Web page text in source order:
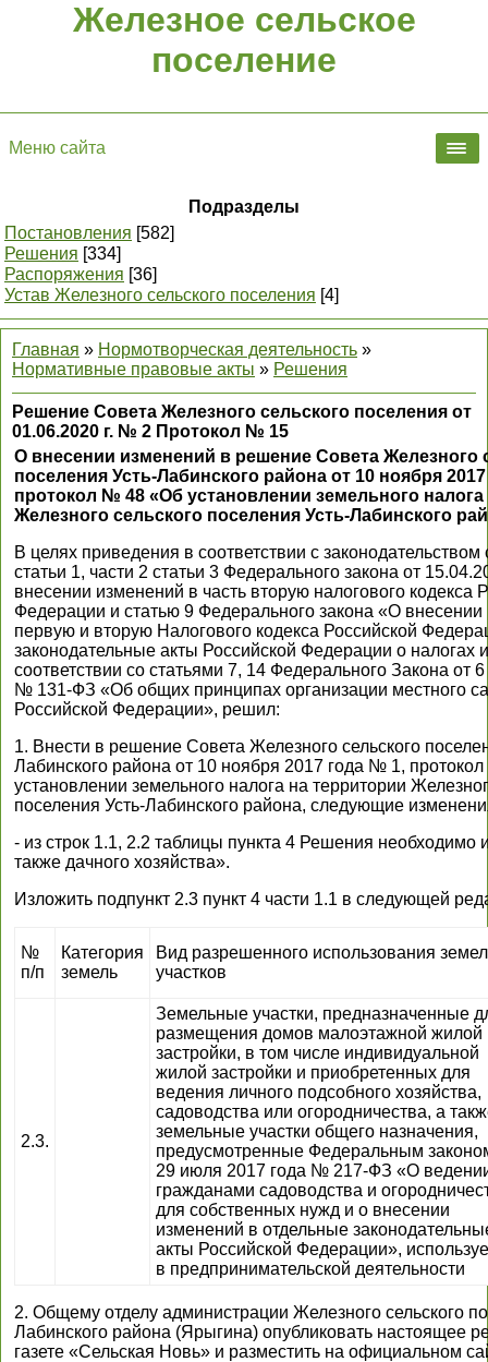
Железное сельское
поселение
Меню сайта
Подразделы
Постановления [582]
Решения [334]
Распоряжения [36]
Устав Железного сельского поселения [4]
Главная » Нормотворческая деятельность »
Нормативные правовые акты » Решения
Решение Совета Железного сельского поселения от
01.06.2020 г. № 2 Протокол № 15
О внесении изменений в решение Совета Железного
поселения Усть-Лабинского района от 10 ноября
протокол № 48 «Об установлении земельного налога
Железного сельского поселения Усть-Лабинского
В целях приведения в соответствии с законодательством
статьи 1, части 2 статьи 3 Федерального закона от
внесении изменений в часть вторую налогового кодекса
Федерации и статью 9 Федерального закона «О внесении
первую и вторую Налогового кодекса Российской
законодательные акты Российской Федерации о налогах
соответствии со статьями 7, 14 Федерального Закона от
№ 131-ФЗ «Об общих принципах организации местного
Российской Федерации», решил:
1. Внести в решение Совета Железного сельского
Лабинского района от 10 ноября 2017 года № 1,
установлении земельного налога на территории
поселения Усть-Лабинского района, следующие
- из строк 1.1, 2.2 таблицы пункта 4 Решения необходимо
также дачного хозяйства».
Изложить подпункт 2.3 пункт 4 части 1.1 в следующей
№
п/п
Категория
земель
Вид разрешенного использования
участков
2.3.
Земельные участки, предназначенные
размещения домов малоэтажной жилой
застройки, в том числе индивидуальной
жилой застройки и приобретенных для
ведения личного подсобного хозяйства,
садоводства или огородничества, а
земельные участки общего назначения,
предусмотренные Федеральным
29 июля 2017 года № 217-ФЗ «О
гражданами садоводства и
для собственных нужд и о внесении
изменений в отдельные
акты Российской Федерации»,
в предпринимательской деятельности
2. Общему отделу администрации Железного сельского
Лабинского района (Ярыгина) опубликовать настоящее
газете «Сельская Новь» и разместить на официальном